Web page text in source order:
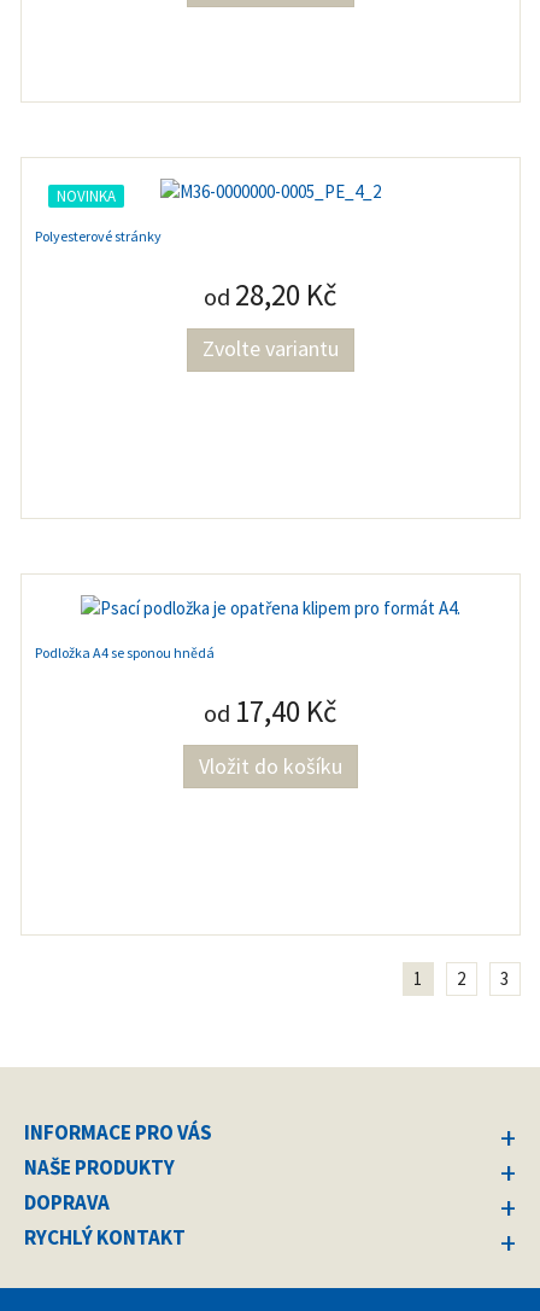
NOVINKA
Polyesterové stránky
od 28,20 Kč
Zvolte variantu
Podložka A4 se sponou hnědá
od 17,40 Kč
1 2 3
INFORMACE PRO VÁS
NAŠE PRODUKTY
DOPRAVA
RYCHLÝ KONTAKT